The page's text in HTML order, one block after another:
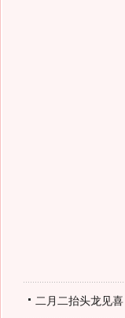
二月二抬头龙见喜